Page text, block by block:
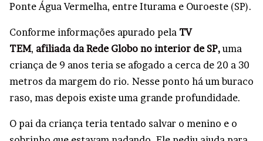
Ponte Água Vermelha, entre Iturama e Ouroeste (SP).
Conforme informações apurado pela TV
TEM, afiliada da Rede Globo no interior de SP,uma
criança de 9 anos teria se afogado a cerca de 20 a 30
metros da margem do rio. Nesse ponto há um buraco
raso, mas depois existe uma grande profundidade.
O pai da criança teria tentado salvar o menino e o